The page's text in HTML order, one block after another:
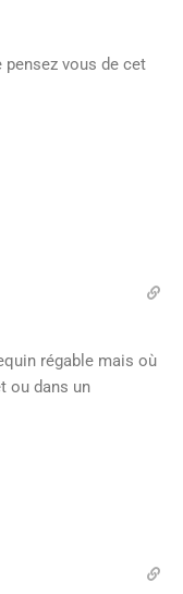
vous de cet
régable mais où
ou dans un